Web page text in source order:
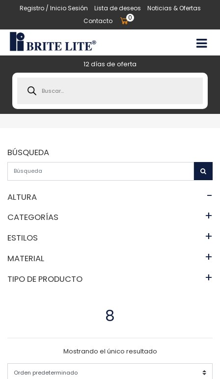
Registro / Inicio Sesión Lista de deseos
Noticias & Ofertas
Contacto
0
12 días de oferta
search
BÚSQUEDA
ALTURA -
CATEGORÍAS +
ESTILOS +
MATERIAL +
TIPO DE PRODUCTO +
8
Mostrando el único resultado